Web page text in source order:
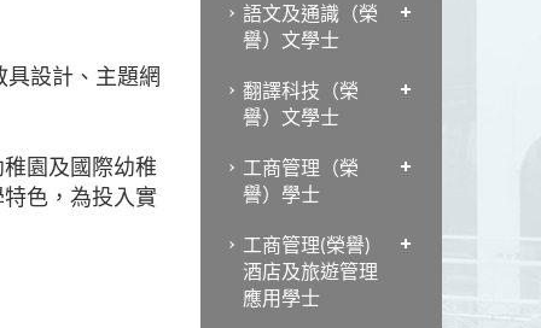
設計、主題網
園及國際幼稚
色，為投入實
語文及通識（榮
譽）文學士
翻譯科技（榮
譽）文學士
工商管理（榮
譽）學士
工商管理(榮譽)
酒店及旅遊管理
應用學士